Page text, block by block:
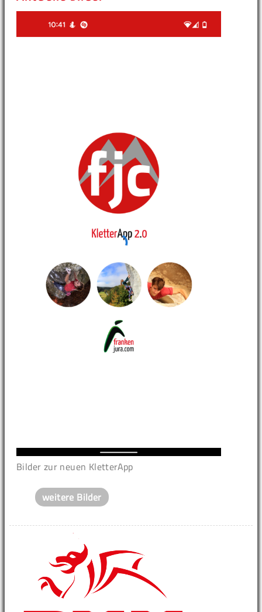
Bilder zur neuen KletterApp
weitere Bilder